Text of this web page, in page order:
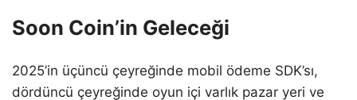
Soon Coin’in Geleceği
2025’in üçüncü çeyreğinde mobil ödeme SDK’sı,
dördüncü çeyreğinde oyun içi varlık pazar yeri ve